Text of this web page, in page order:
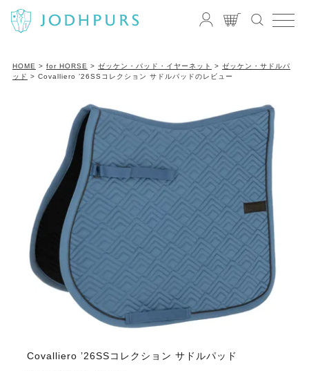
HOME for HORSE ゼッケン・パッド・イヤーネット
ゼッケン・サドルパ
ッド
Covalliero ’26SSコレクション サドルパッドのレビュー
Covalliero ’26SSコレクション サドルパッド